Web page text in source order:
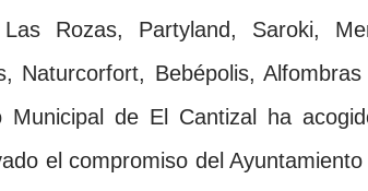
Rozas, Partyland, Saroki,
Naturcorfort, Bebépolis,
Municipal de El Cantizal ha
el compromiso del